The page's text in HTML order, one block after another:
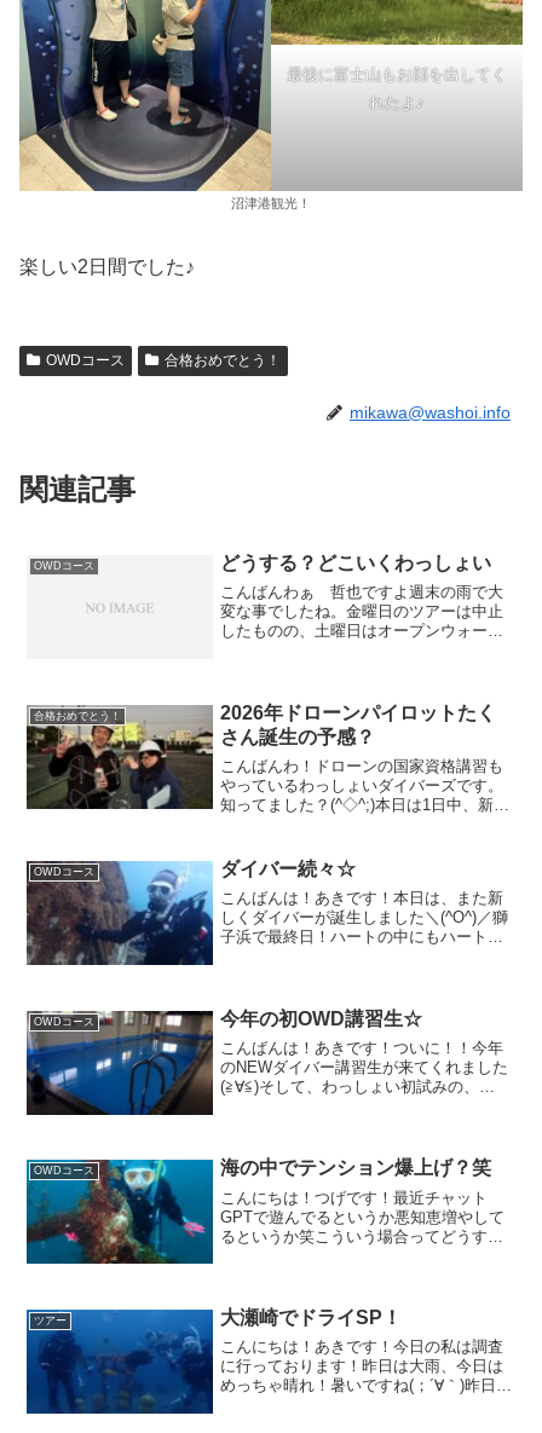
最後に富士山もお顔を出してく
れたよ♪
沼津港観光！
楽しい2日間でした♪
OWDコース 合格おめでとう！
mikawa@washoi.info
関連記事
OWDコース どうする？どこいくわっしょい
こんばんわぁ 哲也ですよ週末の雨で大
変な事でしたね。金曜日のツアーは中止
したものの、土曜日はオープンウォータ
行ってきました^ ^ ま...
合格おめでとう！
2026年ドローンパイロットたく
さん誕生の予感？
こんばんわ！ドローンの国家資格講習も
やっているわっしょいダイバーズです。
知ってました？(^◇^;)本日は1日中、新城
る特定飛行というものをするために、昨
年12月より遠く...
OWDコース ダイバー続々☆
こんばんは！あきです！本日は、また新
しくダイバーが誕生しました＼(^O^)／獅
子浜で最終日！ハートの中にもハート♡
てきました♪♪まだ...
OWDコース 今年の初OWD講習生☆
こんばんは！あきです！ついに！！今年
のNEWダイバー講習生が来てくれました
(≧∀≦)そして、わっしょい初試みの、
昼からはプール講習...
OWDコース 海の中でテンション爆上げ？笑
こんにちは！つげです！最近チャット
GPTで遊んでるというか悪知恵増やして
るというか笑こういう場合ってどうする
かけが敬語だと敬語で返っ...
ツアー 大瀬崎でドライSP！
こんにちは！あきです！今日の私は調査
に行っております！昨日は大雨、今日は
めっちゃ晴れ！暑いですね(；´∀｀)昨日の